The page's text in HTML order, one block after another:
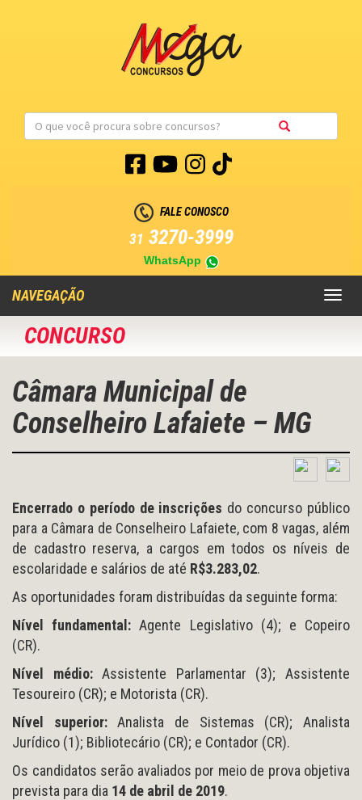
FALE CONOSCO
31 3270-3999
WhatsApp
Toggle
NAVEGAÇÃO
CONCURSO
Câmara Municipal de
Conselheiro Lafaiete – MG
Encerrado o período de inscrições do concurso público
para a Câmara de Conselheiro Lafaiete, com 8 vagas, além
de cadastro reserva, a cargos em todos os níveis de
escolaridade e salários de até R$3.283,02.
As oportunidades foram distribuídas da seguinte forma:
Nível fundamental: Agente Legislativo (4); e Copeiro
(CR).
Nível médio:Assistente Parlamentar (3); Assistente
Tesoureiro (CR); e Motorista (CR).
Nível superior:Analista de Sistemas (CR); Analista
Jurídico (1); Bibliotecário (CR); e Contador (CR).
Os candidatos serão avaliados por meio de prova objetiva
prevista para dia 14 de abril de 2019.